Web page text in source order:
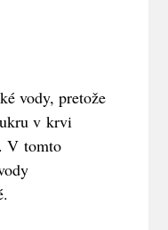
vody, pretože
v krvi
V tomto